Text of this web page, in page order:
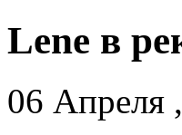
Lene в
06 Апреля